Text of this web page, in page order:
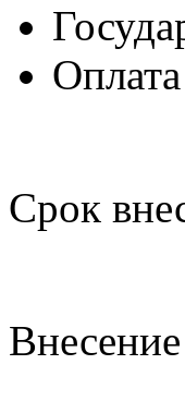
Срок